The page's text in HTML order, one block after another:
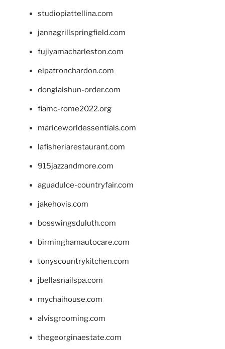
studiopiattellina.com
jannagrillspringfield.com
fujiyamacharleston.com
elpatronchardon.com
donglaishun-order.com
fiamc-rome2022.org
mariceworldessentials.com
lafisheriarestaurant.com
915jazzandmore.com
aguadulce-countryfair.com
jakehovis.com
bosswingsduluth.com
birminghamautocare.com
tonyscountrykitchen.com
jbellasnailspa.com
mychaihouse.com
alvisgrooming.com
thegeorginaestate.com